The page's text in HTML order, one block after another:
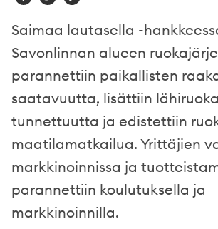
Saimaa lautasella -
Savonlinnan alueen
parannettiin paikallisten
saatavuutta, lisättiin
tunnettuutta ja edistettiin
maatilamatkailua. Yrittäjien
markkinoinnissa ja
parannettiin koulutuksella ja
markkinoinnilla.